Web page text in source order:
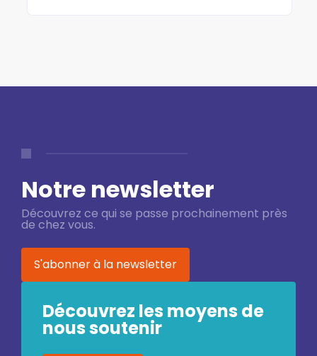
Notre newsletter
Découvrez ce qui se passe prochainement près
de chez vous.
S'abonner à la newsletter
Découvrez les moyens de
nous soutenir